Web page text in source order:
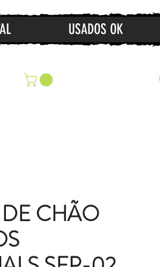
USADOS OK
CHÃO